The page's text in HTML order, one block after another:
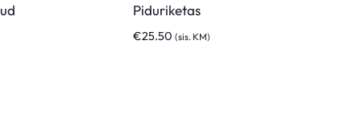
Piduriketas
€25.50 (sis. KM)